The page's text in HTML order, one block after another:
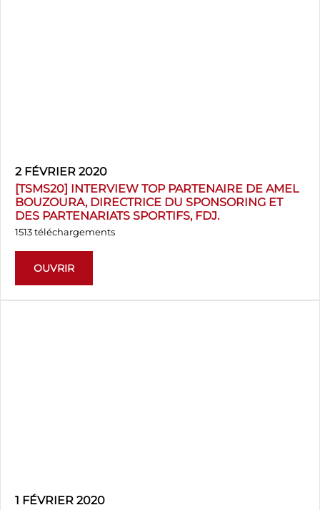
2 FÉVRIER 2020
[TSMS20] INTERVIEW TOP PARTENAIRE DE AMEL
BOUZOURA, DIRECTRICE DU SPONSORING ET
DES PARTENARIATS SPORTIFS, FDJ.
1513 téléchargements
OUVRIR
1 FÉVRIER 2020